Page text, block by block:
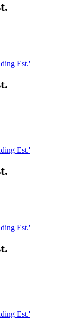
Est.'
Est.'
Est.'
Est.'